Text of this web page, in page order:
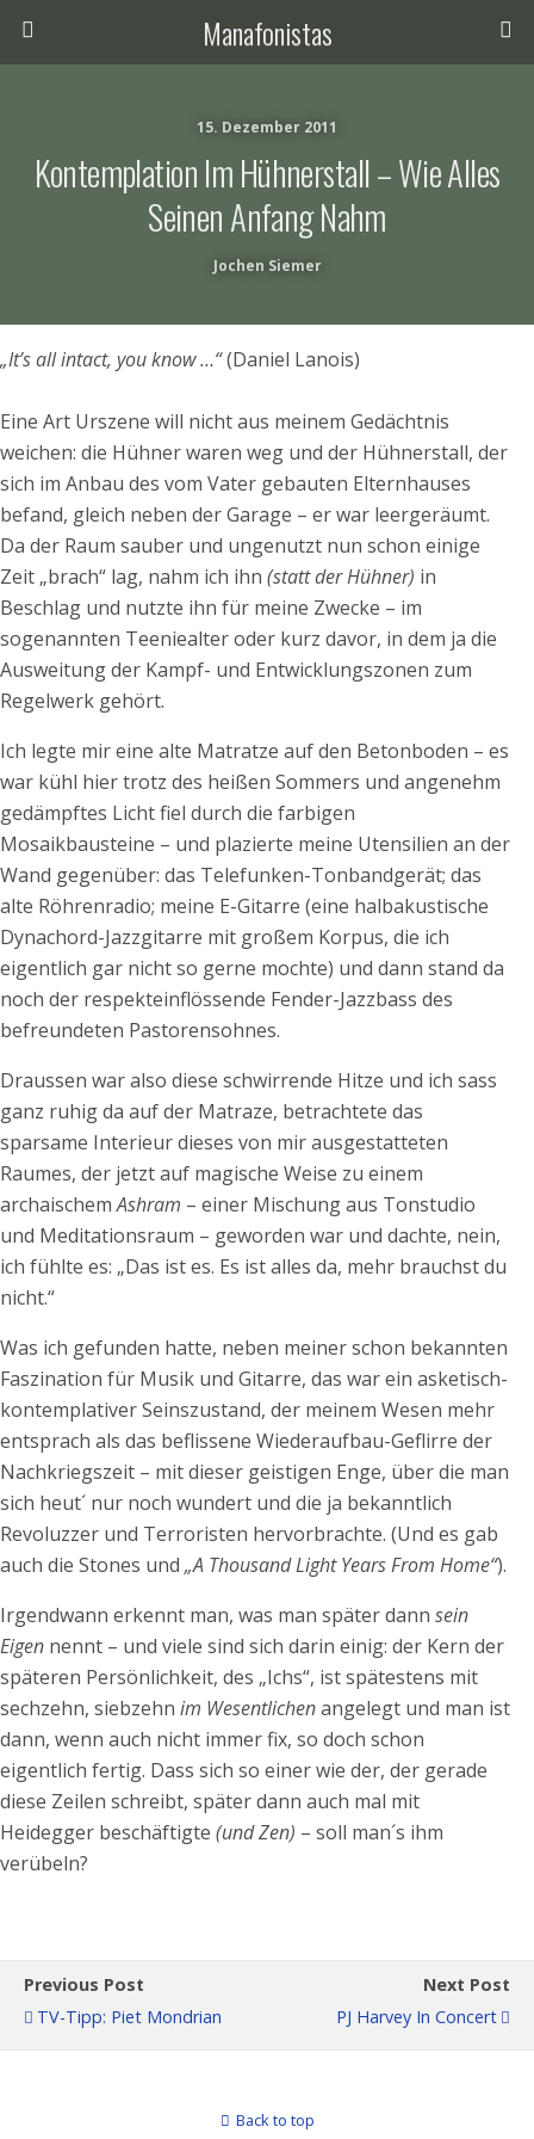
Manafonistas
15. Dezember 2011
Kontemplation Im Hühnerstall – Wie Alles
Seinen Anfang Nahm
Jochen Siemer
„It’s all intact, you know …“(Daniel Lanois)
Eine Art Urszene will nicht aus meinem Gedächtnis
weichen: die Hühner waren weg und der Hühnerstall, der
sich im Anbau des vom Vater gebauten Elternhauses
befand, gleich neben der Garage – er war leergeräumt.
Da der Raum sauber und ungenutzt nun schon einige
Zeit „brach“ lag, nahm ich ihn (statt der Hühner) in
Beschlag und nutzte ihn für meine Zwecke – im
sogenannten Teeniealter oder kurz davor, in dem ja die
Ausweitung der Kampf- und Entwicklungszonen zum
Regelwerk gehört.
Ich legte mir eine alte Matratze auf den Betonboden – es
war kühl hier trotz des heißen Sommers und angenehm
gedämpftes Licht fiel durch die farbigen
Mosaikbausteine – und plazierte meine Utensilien an der
Wand gegenüber: das Telefunken-Tonbandgerät; das
alte Röhrenradio; meine E-Gitarre (eine halbakustische
Dynachord-Jazzgitarre mit großem Korpus, die ich
eigentlich gar nicht so gerne mochte) und dann stand da
noch der respekteinflössende Fender-Jazzbass des
befreundeten Pastorensohnes.
Draussen war also diese schwirrende Hitze und ich sass
ganz ruhig da auf der Matraze, betrachtete das
sparsame Interieur dieses von mir ausgestatteten
Raumes, der jetzt auf magische Weise zu einem
archaischemAshram – einer Mischung aus Tonstudio
und Meditationsraum – geworden war und dachte, nein,
ich fühlte es: „Das ist es. Es ist alles da, mehr brauchst du
nicht.“
Was ich gefunden hatte, neben meiner schon bekannten
Faszination für Musik und Gitarre, das war ein asketisch-
kontemplativer Seinszustand, der meinem Wesen mehr
entsprach als das beflissene Wiederaufbau-Geflirre der
Nachkriegszeit – mit dieser geistigen Enge, über die man
sich heut´ nur noch wundert und die ja bekanntlich
Revoluzzer und Terroristen hervorbrachte. (Und es gab
auch die Stones und „A Thousand Light Years From Home“).
Irgendwann erkennt man, was man später dann sein
Eigen nennt – und viele sind sich darin einig: der Kern der
späteren Persönlichkeit, des „Ichs“, ist spätestens mit
sechzehn, siebzehn im Wesentlichenangelegt und man ist
dann, wenn auch nicht immer fix, so doch schon
eigentlich fertig. Dass sich so einer wie der, der gerade
diese Zeilen schreibt, später dann auch mal mit
Heidegger beschäftigte (und Zen) – soll man´s ihm
verübeln?
Previous Post
TV-Tipp: Piet Mondrian
Next Post
PJ Harvey In Concert
Back to top